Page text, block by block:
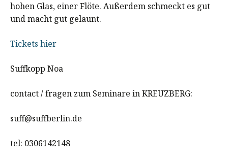
hohen Glas, einer Flöte. Außerdem schmeckt es gut
und macht gut gelaunt.
Tickets hier
Suffkopp Noa
contact / fragen zum Seminare in KREUZBERG:
suff@suffberlin.de
tel: 0306142148